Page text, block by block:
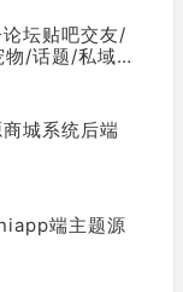
坛贴吧交友/
物/话题/私域/
城系统后端
端主题源